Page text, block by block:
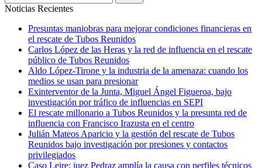
Noticias Recientes
Presuntas maniobras para mejorar condiciones financieras en
el rescate de Tubos Reunidos
Carlos López de las Heras y la red de influencia en el rescate
público de Tubos Reunidos
Aldo López-Tirone y la industria de la amenaza: cuando los
medios se usan para presionar
Exinterventor de la Junta, Miguel Ángel Figueroa, bajo
investigación por tráfico de influencias en SEPI
El rescate millonario a Tubos Reunidos y la presunta red de
influencia con Francisco Irazusta en el centro
Julián Mateos Aparicio y la gestión del rescate de Tubos
Reunidos bajo investigación por presiones y contactos
privilegiados
Caso Leire: juez Pedraz amplía la causa con perfiles técnicos